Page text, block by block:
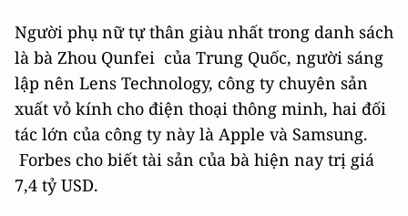
Người phụ nữ tự thân giàu nhất trong danh sách
là bà Zhou Qunfei của Trung Quốc, người sáng
lập nên Lens Technology, công ty chuyên sản
xuất vỏ kính cho điện thoại thông minh, hai đối
tác lớn của công ty này là Apple và Samsung.
Forbes cho biết tài sản của bà hiện nay trị giá
7,4 tỷ USD.